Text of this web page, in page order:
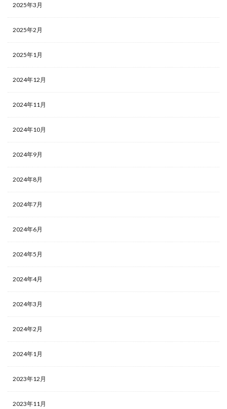
2025年3月
2025年2月
2025年1月
2024年12月
2024年11月
2024年10月
2024年9月
2024年8月
2024年7月
2024年6月
2024年5月
2024年4月
2024年3月
2024年2月
2024年1月
2023年12月
2023年11月